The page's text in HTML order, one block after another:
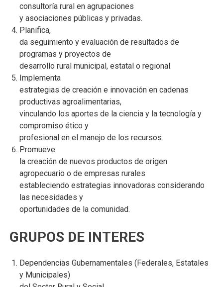
consultoría rural en agrupaciones
y asociaciones públicas y privadas.
Planifica,
da seguimiento y evaluación de resultados de
programas y proyectos de
desarrollo rural municipal, estatal o regional.
Implementa
estrategias de creación e innovación en cadenas
productivas agroalimentarias,
vinculando los aportes de la ciencia y la tecnología y
compromiso ético y
profesional en el manejo de los recursos.
Promueve
la creación de nuevos productos de origen
agropecuario o de empresas rurales
estableciendo estrategias innovadoras considerando
las necesidades y
oportunidades de la comunidad.
GRUPOS DE INTERES
Dependencias Gubernamentales (Federales, Estatales
y Municipales)